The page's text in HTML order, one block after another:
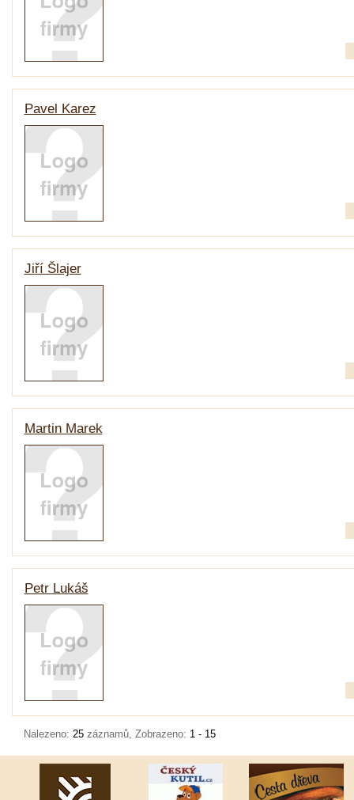
Pavel Karez
Jiří Šlajer
Martin Marek
Petr Lukáš
Nalezeno: 25 záznamů, Zobrazeno: 1 - 15